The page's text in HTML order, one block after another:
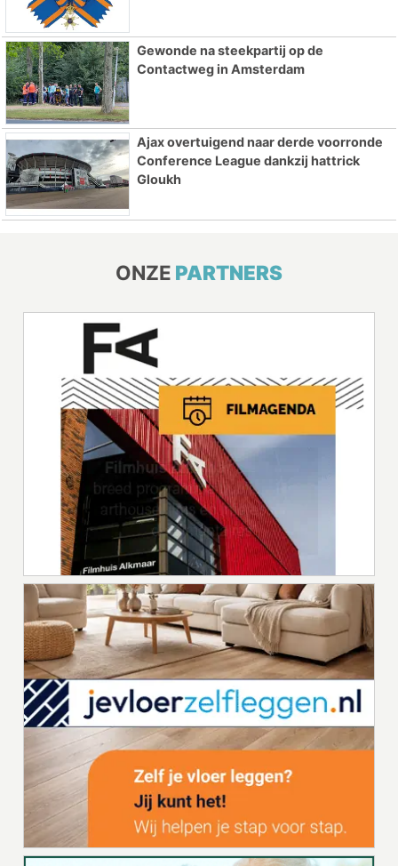
Gewonde na steekpartij op de
Contactweg in Amsterdam
Ajax overtuigend naar derde voorronde
Conference League dankzij hattrick
Gloukh
ONZE PARTNERS